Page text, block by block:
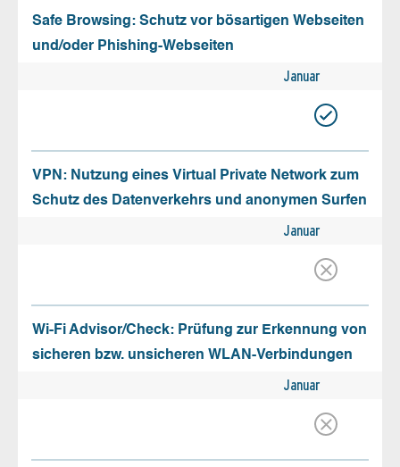
Safe Browsing: Schutz vor bösartigen Webseiten
und/oder Phishing-Webseiten
Januar
VPN: Nutzung eines Virtual Private Network zum
Schutz des Datenverkehrs und anonymen Surfen
Januar
Wi-Fi Advisor/Check: Prüfung zur Erkennung von
sicheren bzw. unsicheren WLAN-Verbindungen
Januar